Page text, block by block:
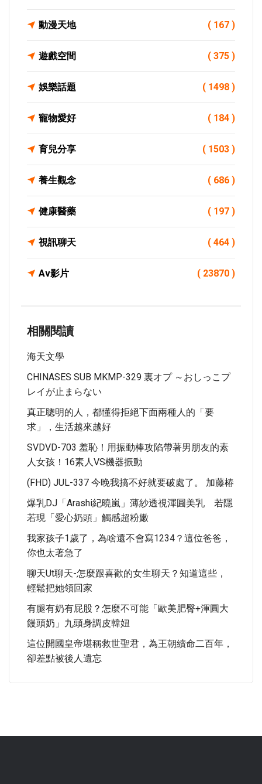
動漫天地 ( 167 )
遊戲空間 ( 375 )
娛樂話題 ( 1498 )
寵物愛好 ( 184 )
育兒分享 ( 1503 )
養生觀念 ( 686 )
健康醫藥 ( 197 )
視訊聊天 ( 464 )
Av影片 ( 23870 )
相關閱讀
海天文學
CHINASES SUB MKMP-329 裏オプ ～おしっこプ
レイが止まらない
真正聰明的人，都懂得拒絕下面兩種人的「要
求」，生活越來越好
SVDVD-703 羞恥！用振動棒攻陷帶著男朋友的素
人女孩！16素人VS機器振動
(FHD) JUL-337 今晚我搞不好就要破處了。 加藤椿
爆乳DJ「Arashi紀曉嵐」薄紗透視渾圓美乳 若隱
若現「愛心奶頭」觸感超粉嫩
我家孩子1歲了，為啥還不會寫1234？這位爸爸，
你也太著急了
聊天ut聊天-怎麼跟喜歡的女生聊天？知道這些，
輕鬆把她領回家
有腿有奶有屁股？怎麼不可能「歐美肥臀+渾圓大
饅頭奶」九頭身調皮韓妞
這位開國皇帝堪稱救世聖君，為王朝續命二百年，
卻差點被後人遺忘